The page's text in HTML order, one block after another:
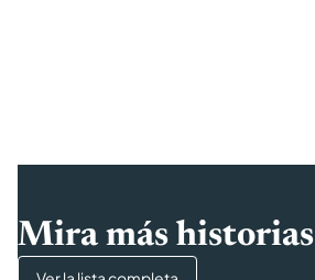
Mira más historias